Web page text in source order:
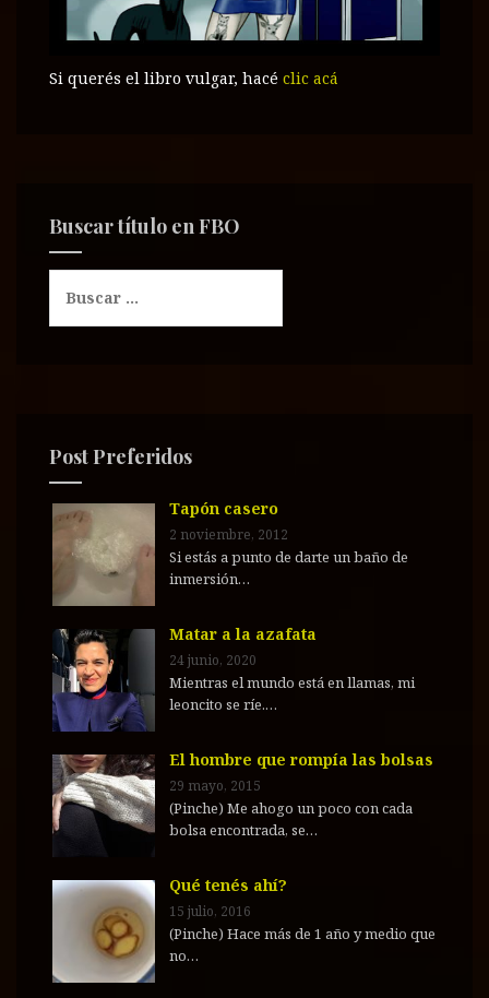
Si querés el libro vulgar, hacé clic acá
Buscar título en FBO
s
Post Preferidos
Tapón casero
2 noviembre, 2012
Si estás a punto de darte un baño de
inmersión…
Matar a la azafata
24 junio, 2020
Mientras el mundo está en llamas, mi
leoncito se ríe.…
El hombre que rompía las bolsas
29 mayo, 2015
(Pinche) Me ahogo un poco con cada
bolsa encontrada, se…
Qué tenés ahí?
15 julio, 2016
(Pinche) Hace más de 1 año y medio que
no…